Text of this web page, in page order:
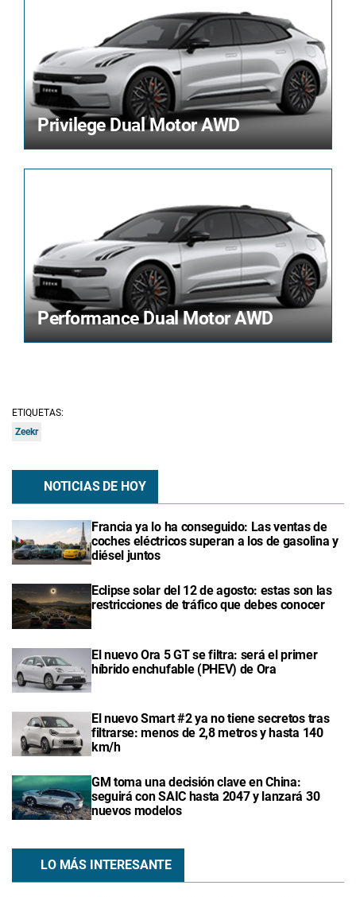
Privilege Dual Motor AWD
Performance Dual Motor AWD
ETIQUETAS:
Zeekr
NOTICIAS DE HOY
Francia ya lo ha conseguido: Las ventas de
coches eléctricos superan a los de gasolina y
diésel juntos
Eclipse solar del 12 de agosto: estas son las
restricciones de tráfico que debes conocer
El nuevo Ora 5 GT se filtra: será el primer
híbrido enchufable (PHEV) de Ora
El nuevo Smart #2 ya no tiene secretos tras
filtrarse: menos de 2,8 metros y hasta 140
km/h
GM toma una decisión clave en China:
seguirá con SAIC hasta 2047 y lanzará 30
nuevos modelos
LO MÁS INTERESANTE